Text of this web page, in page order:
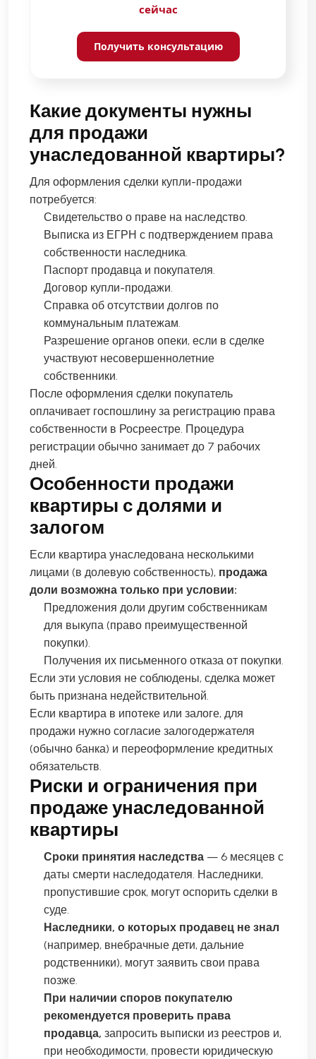
сейчас
Получить консультацию
Какие документы нужны
для продажи
унаследованной квартиры?
Для оформления сделки купли-продажи
потребуется:
Свидетельство о праве на наследство.
Выписка из ЕГРН с подтверждением права
собственности наследника.
Паспорт продавца и покупателя.
Договор купли-продажи.
Справка об отсутствии долгов по
коммунальным платежам.
Разрешение органов опеки, если в сделке
участвуют несовершеннолетние
собственники.
После оформления сделки покупатель
оплачивает госпошлину за регистрацию права
собственности в Росреестре. Процедура
регистрации обычно занимает до 7 рабочих
дней.
Особенности продажи
квартиры с долями и
залогом
Если квартира унаследована несколькими
лицами (в долевую собственность), продажа
доли возможна только при условии:
Предложения доли другим собственникам
для выкупа (право преимущественной
покупки).
Получения их письменного отказа от покупки.
Если эти условия не соблюдены, сделка может
быть признана недействительной.
Если квартира в ипотеке или залоге, для
продажи нужно согласие залогодержателя
(обычно банка) и переоформление кредитных
обязательств.
Риски и ограничения при
продаже унаследованной
квартиры
Сроки принятия наследства — 6 месяцев с
даты смерти наследодателя. Наследники,
пропустившие срок, могут оспорить сделки в
суде.
Наследники, о которых продавец не знал
(например, внебрачные дети, дальние
родственники), могут заявить свои права
позже.
При наличии споров покупателю
рекомендуется проверить права
продавца, запросить выписки из реестров и,
при необходимости, провести юридическую